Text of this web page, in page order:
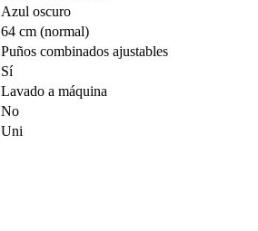
Azul oscuro
64 cm (normal)
Puños combinados ajustables
Sí
Lavado a máquina
No
Uni